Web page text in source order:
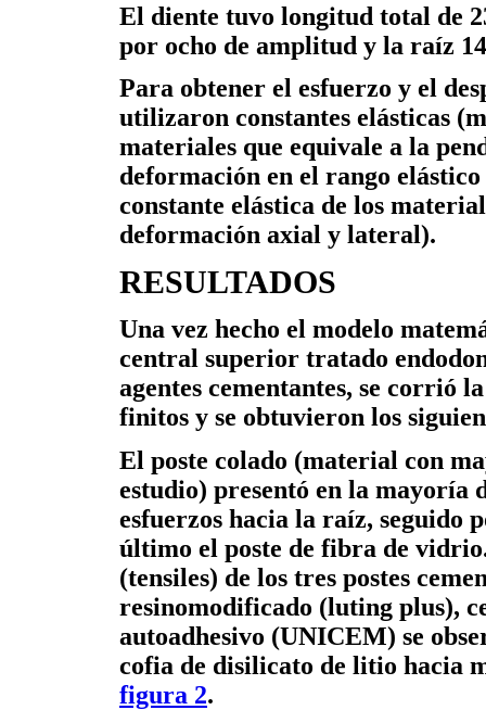
El diente tuvo longitud total de
por ocho de amplitud y la raíz
Para obtener el esfuerzo y el
utilizaron constantes elásticas
materiales que equivale a la
deformación en el rango
constante elástica de los
deformación axial y lateral).
RESULTADOS
Una vez hecho el modelo
central superior tratado
agentes cementantes, se corrió
finitos y se obtuvieron los
El poste colado (material con
estudio) presentó en la mayoría
esfuerzos hacia la raíz, seguido
último el poste de fibra de
(tensiles) de los tres postes
resinomodificado (luting plus),
autoadhesivo (UNICEM) se
cofia de disilicato de litio hacia
figura 2.